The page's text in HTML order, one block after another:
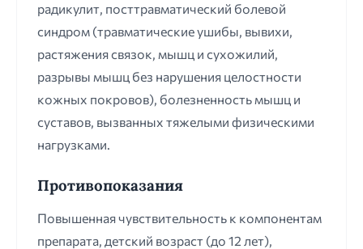
радикулит, посттравматический болевой
синдром (травматические ушибы, вывихи,
растяжения связок, мышц и сухожилий,
разрывы мышц без нарушения целостности
кожных покровов), болезненность мышц и
суставов, вызванных тяжелыми физическими
нагрузками.
Противопоказания
Повышенная чувствительность к компонентам
препарата, детский возраст (до 12 лет),